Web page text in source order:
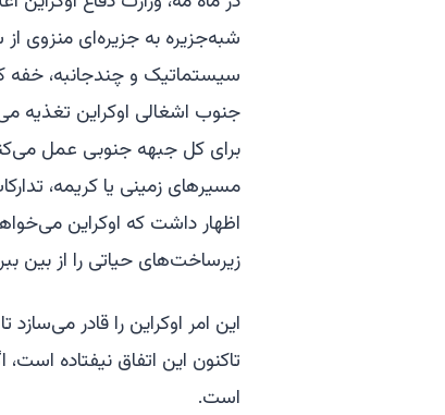
شبه‌جزیره به جزیره‌ای منزوی
سیستماتیک و چندجانبه، خفه
جنوب اشغالی اوکراین تغذیه
برای کل جبهه جنوبی عمل
مسیرهای زمینی یا کریمه،
اظهار داشت که اوکراین
زیرساخت‌های حیاتی را از بین
این امر اوکراین را قادر
تاکنون این اتفاق نیفتاده
است.